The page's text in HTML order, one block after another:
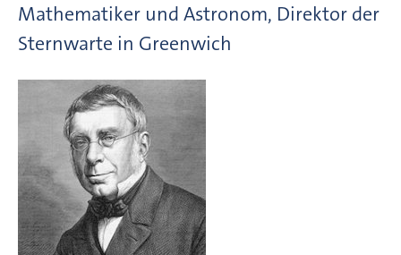
Mathematiker und Astronom, Direktor der
Sternwarte in Greenwich